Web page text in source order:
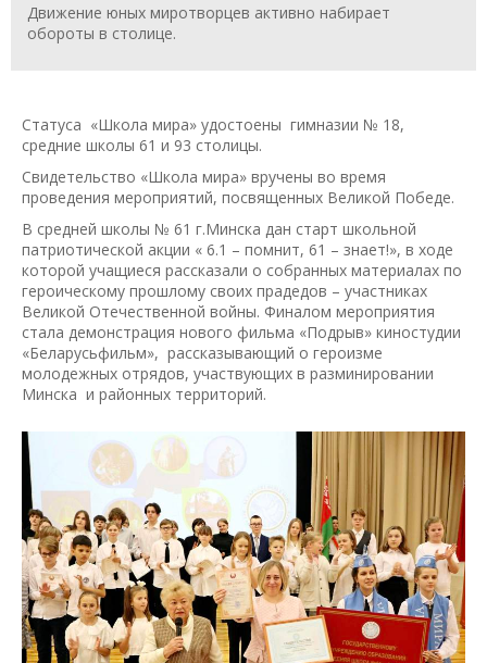
Движение юных миротворцев активно набирает
обороты в столице.
Статуса «Школа мира» удостоены гимназии № 18,
средние школы 61 и 93 столицы.
Свидетельство «Школа мира» вручены во время
проведения мероприятий, посвященных Великой Победе.
В средней школы № 61 г.Минска дан старт школьной
патриотической акции « 6.1 – помнит, 61 – знает!», в ходе
которой учащиеся рассказали о собранных материалах по
героическому прошлому своих прадедов – участниках
Великой Отечественной войны. Финалом мероприятия
стала демонстрация нового фильма «Подрыв» киностудии
«Беларусьфильм», рассказывающий о героизме
молодежных отрядов, участвующих в разминировании
Минска и районных территорий.